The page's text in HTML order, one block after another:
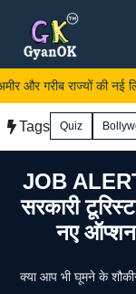
content
और गरीब राज्यों की नई
Tags Quiz
JOB
सरकारी
नए ऑप्शन
क्या आप भी घूमने के